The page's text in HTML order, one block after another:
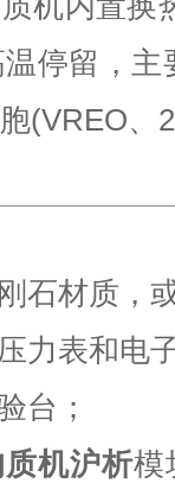
停留，
(VREO、
石材质，
力表和电
台；
机沪析模